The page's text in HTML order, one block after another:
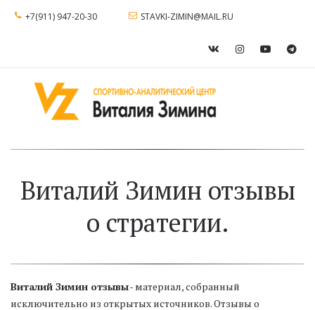
+7(911) 947-20-30 STAVKI-ZIMIN@MAIL.RU
Виталий Зимин отзывы
о стратегии.
Виталий Зимин отзывы - материал, собранный
исключительно из открытых источников. Отзывы о